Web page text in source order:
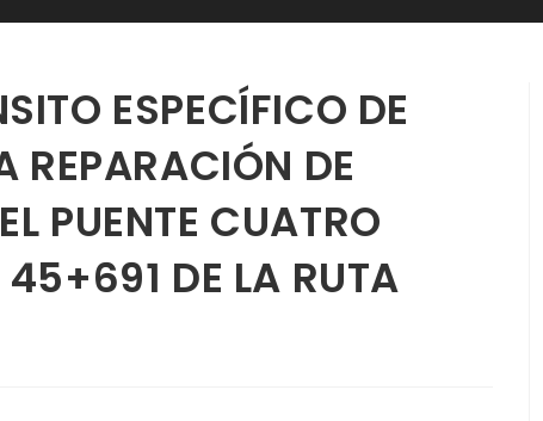
ESPECÍFICO DE
REPARACIÓN DE
PUENTE CUATRO
DE LA RUTA